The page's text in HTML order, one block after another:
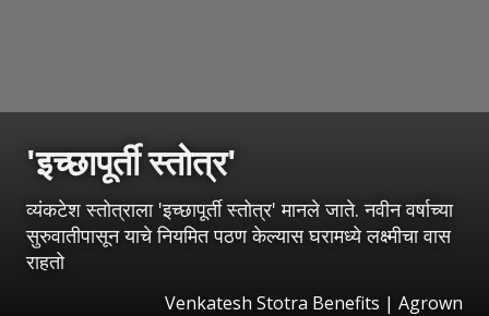
'इच्छापूर्ती स्तोत्र'
व्यंकटेश स्तोत्राला 'इच्छापूर्ती स्तोत्र' मानले जाते. नवीन वर्षाच्या
सुरुवातीपासून याचे नियमित पठण केल्यास घरामध्ये लक्ष्मीचा वास
राहतो
Venkatesh Stotra Benefits | Agrown